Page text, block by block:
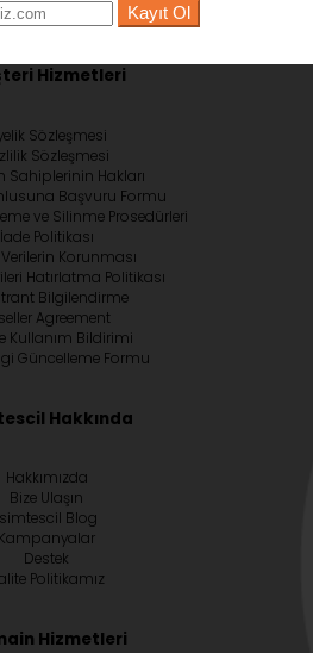
Kayıt Ol
Hizmetleri
Sözleşmesi
Sözleşmesi
Sahiplerinin Hakları
Başvuru Formu
ve Silinme Prosedürleri
İade Politikası
Korunması
Hatırlatma Politikası
Bilgilendirme
Agreement
Kullanım Bildirimi
Güncelleme Formu
Hakkında
Hakkımızda
Bize Ulaşın
Blog
Kampanyalar
Destek
Politikamız
Hizmetleri